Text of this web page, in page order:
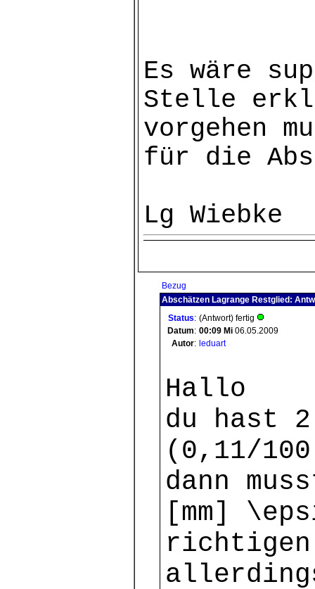
Es wäre
Stelle
vorgehen
für die
Lg Wiebke
Bezug
Abschätzen Lagrange Restglied:
Status: (Antwort) fertig
Datum: 00:09 Mi 06.05.2009
Autor: leduart
Hallo
du hast
(0,11/
dann
[mm]